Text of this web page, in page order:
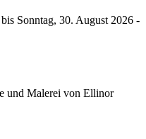
bis Sonntag, 30. August 2026 -
und Malerei von Ellinor